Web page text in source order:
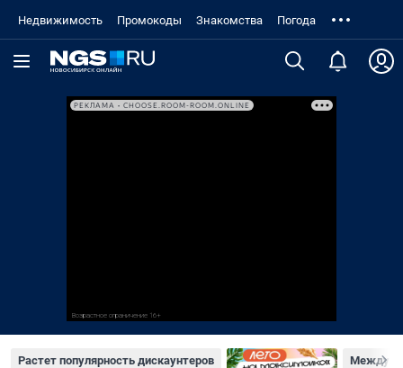
Недвижимость Промокоды Знакомства Погода
РЕКЛАМА • CHOOSE.ROOM-ROOM.ONLINE
Растет популярность дискаунтеров